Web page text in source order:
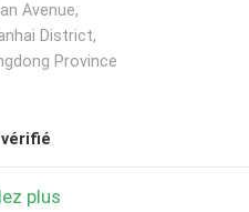
Avenue,
District,
Province
plus